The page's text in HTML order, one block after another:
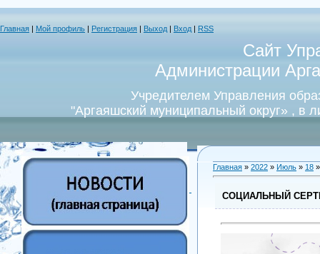
Главная Мой профиль Регистрация Выход Вход RSS
Сайт
Администрации
Учредителем Управления
"Аргаяшский муниципальный округ» , в
Главная » 2022 » Июль » 18
СОЦИАЛЬНЫЙ